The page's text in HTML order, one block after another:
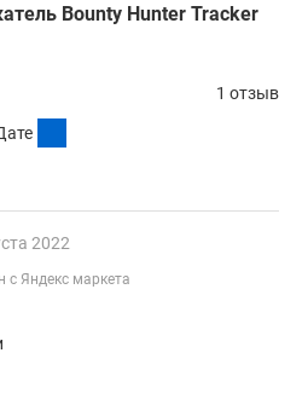
Bounty Hunter Tracker
1 отзыв
2022
с Яндекс маркета